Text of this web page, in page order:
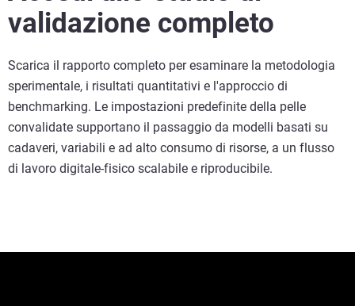
validazione completo
Scarica il rapporto completo per esaminare la metodologia
sperimentale, i risultati quantitativi e l'approccio di
benchmarking. Le impostazioni predefinite della pelle
convalidate supportano il passaggio da modelli basati su
cadaveri, variabili e ad alto consumo di risorse, a un flusso
di lavoro digitale-fisico scalabile e riproducibile.